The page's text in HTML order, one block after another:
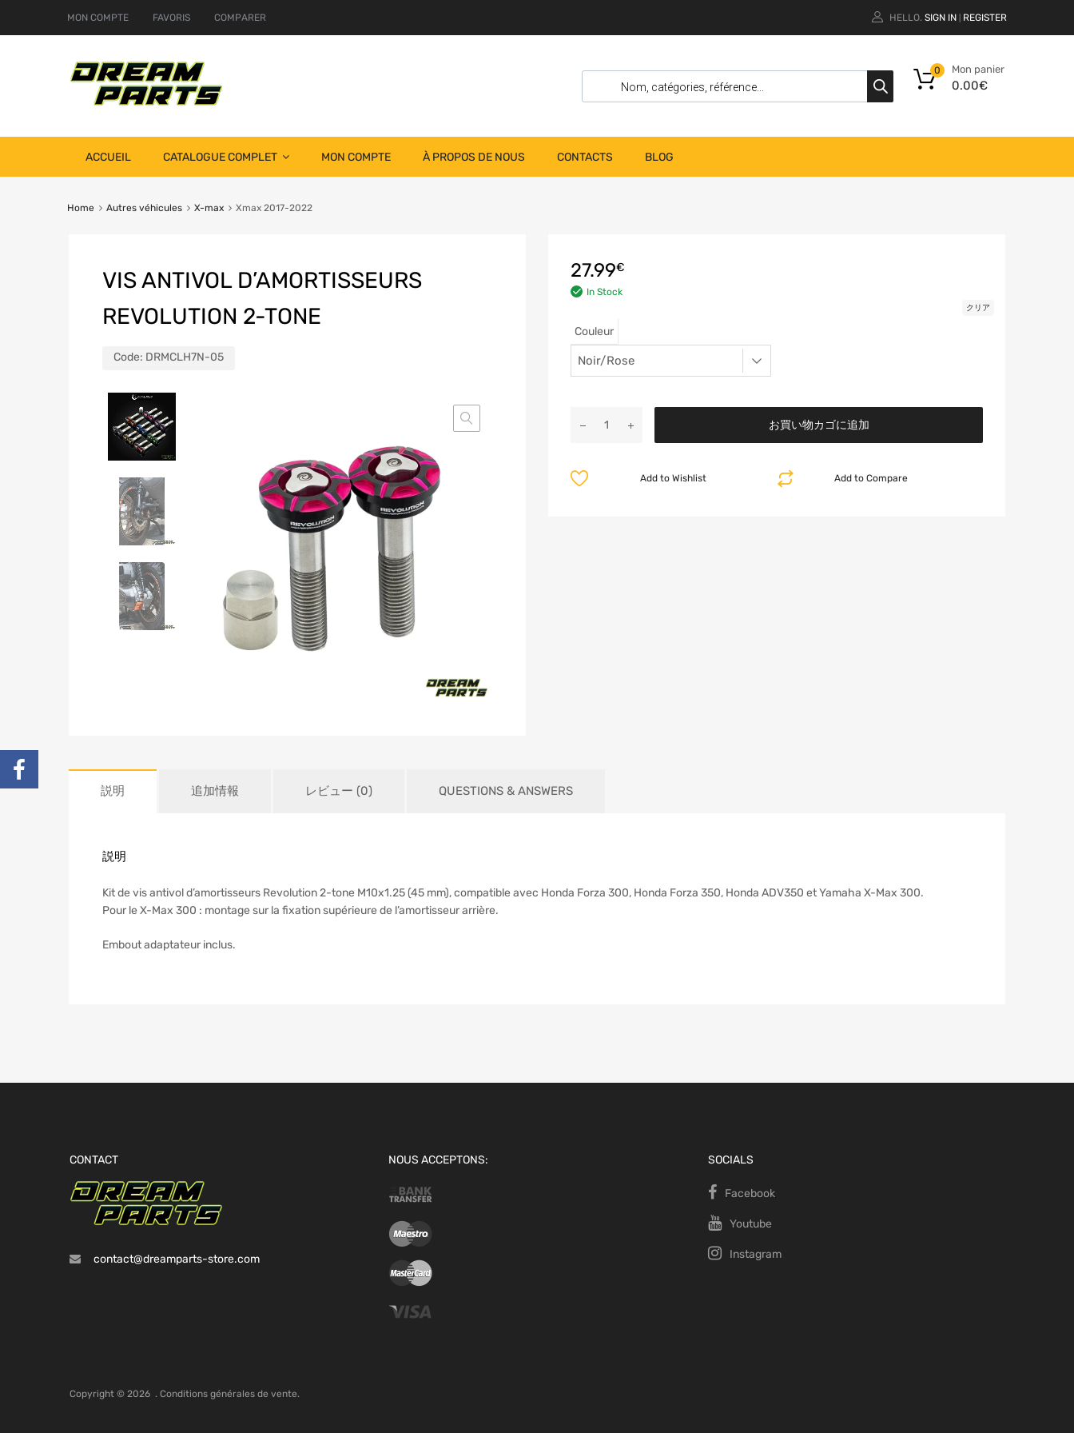
MON COMPTE FAVORIS COMPARER HELLO. SIGN IN REGISTER
Mon panier
0.00€
0
ACCUEIL CATALOGUE COMPLET MON COMPTE À PROPOS DE NOUS CONTACTS BLOG
Home Autres véhicules X-max Xmax 2017-2022
VIS ANTIVOL D’AMORTISSEURS
REVOLUTION 2-TONE
Code: DRMCLH7N-05
27.99€
In Stock
Couleur
クリア
お買い物カゴに追加
Add to Compare
Add to Wishlist
説明 追加情報 レビュー (0) QUESTIONS & ANSWERS
説明
Kit de vis antivol d’amortisseurs Revolution 2-tone M10x1.25 (45 mm), compatible avec Honda Forza 300, Honda Forza 350, Honda ADV350 et Yamaha X-Max 300.
Pour le X-Max 300 : montage sur la fixation supérieure de l’amortisseur arrière.
Embout adaptateur inclus.
CONTACT
contact@dreamparts-store.com
NOUS ACCEPTONS: SOCIALS
Facebook
Youtube
Instagram
Copyright © 2026 . Conditions générales de vente.